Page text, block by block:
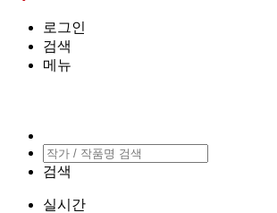
로그인
검색
메뉴
검색
실시간